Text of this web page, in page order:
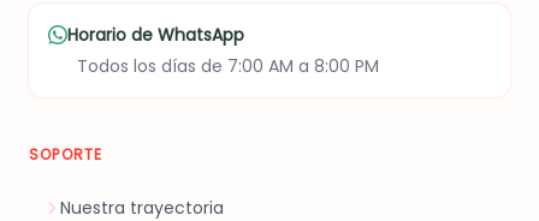
Horario de WhatsApp
Todos los días de 7:00 AM a 8:00 PM
SOPORTE
Nuestra trayectoria